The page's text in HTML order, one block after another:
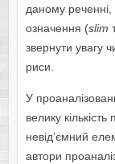
даному реченні,
означення (slim
звернути увагу
риси.
У
велику кількість
невід’ємний
автори